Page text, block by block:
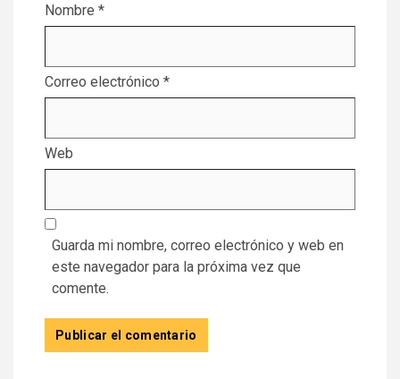
Nombre *
Correo electrónico *
Web
Guarda mi nombre, correo electrónico y web en
este navegador para la próxima vez que
comente.